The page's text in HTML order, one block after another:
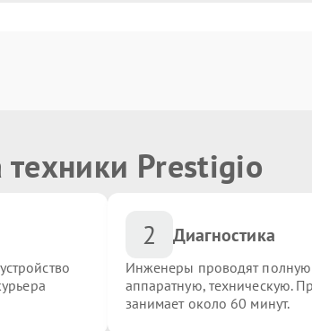
Prestigio
2 Диагностика
Инженеры проводят полную
аппаратную, техническую.
занимает около 60 минут.